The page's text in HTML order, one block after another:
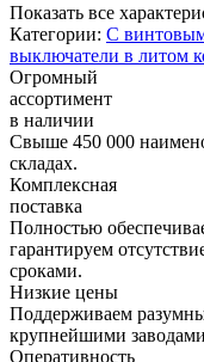
Показать все
Категории: С
выключатели в литом
Огромный
ассортимент
в наличии
Свыше 450 000
складах.
Комплексная
поставка
Полностью
гарантируем
сроками.
Низкие цены
Поддерживаем
крупнейшими
Оперативность